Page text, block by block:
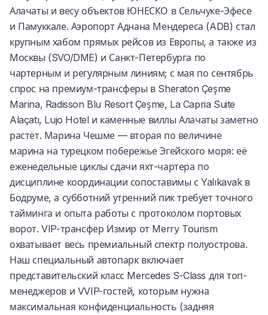
Алачаты и весу объектов ЮНЕСКО в Сельчуке-Эфесе
и Памуккале. Аэропорт Аднана Мендереса (ADB) стал
крупным хабом прямых рейсов из Европы, а также из
Москвы (SVO/DME) и Санкт-Петербурга по
чартерным и регулярным линиям; с мая по сентябрь
спрос на премиум-трансферы в Sheraton Çeşme
Marina, Radisson Blu Resort Çeşme, La Capria Suite
Alaçatı, Lujo Hotel и каменные виллы Алачаты заметно
растёт. Марина Чешме — вторая по величине
марина на турецком побережье Эгейского моря: её
еженедельные циклы сдачи яхт-чартера по
дисциплине координации сопоставимы с Yalıkavak в
Бодруме, а субботний утренний пик требует точного
тайминга и опыта работы с протоколом портовых
ворот. VIP-трансфер Измир от Merry Tourism
охватывает весь премиальный спектр полуострова.
Наш специальный автопарк включает
представительский класс Mercedes S-Class для топ-
менеджеров и VVIP-гостей, которым нужна
максимальная конфиденциальность (задняя